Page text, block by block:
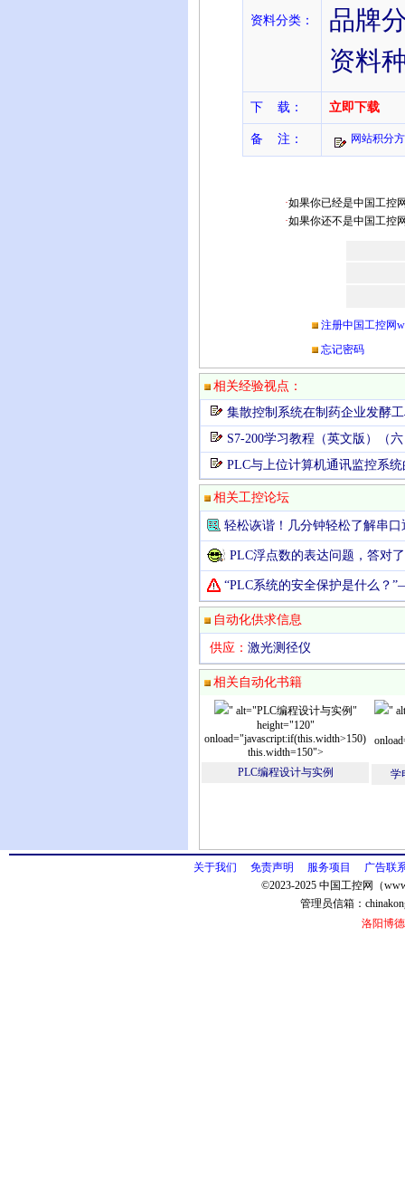
资料分类：
品牌
资料
下 载： 立即下载
备 注： 网站积分
·如果你已经是中国工控
·如果你还不是中国工控
注册中国工控网
忘记密码
相关经验视点：
集散控制系统在制药企业发酵
S7-200学习教程（英文版）（
PLC与上位计算机通讯监控系
相关工控论坛
轻松诙谐！几分钟轻松了解串口
PLC浮点数的表达问题，答对
“PLC系统的安全保护是什么？
自动化供求信息
供应： 激光测径仪
相关自动化书籍
" alt="PLC编程设计与实例"
height="120"
onload="javascript:if(this.width>150)
this.width=150">
PLC编程设计与实例
"
学
关于我们 免责声明 服务项目
广告联
©2023-2025 中国工控网（
管理员信箱：
洛阳博